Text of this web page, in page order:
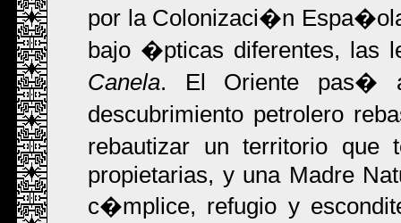
por la Colonizaci�n
bajo �pticas diferentes, las
Canela. El Oriente pas�
descubrimiento petrolero
rebautizar un territorio
propietarias, y una Madre
c�mplice, refugio y